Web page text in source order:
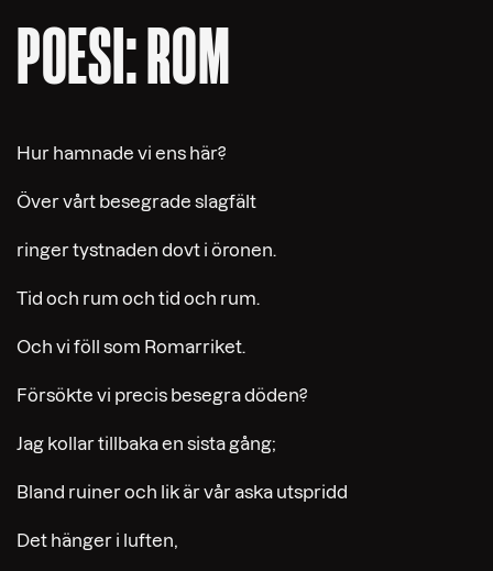
POESI: ROM
Hur hamnade vi ens här?
Över vårt besegrade slagfält
ringer tystnaden dovt i öronen.
Tid och rum och tid och rum.
Och vi föll som Romarriket.
Försökte vi precis besegra döden?
Jag kollar tillbaka en sista gång;
Bland ruiner och lik är vår aska utspridd
Det hänger i luften,